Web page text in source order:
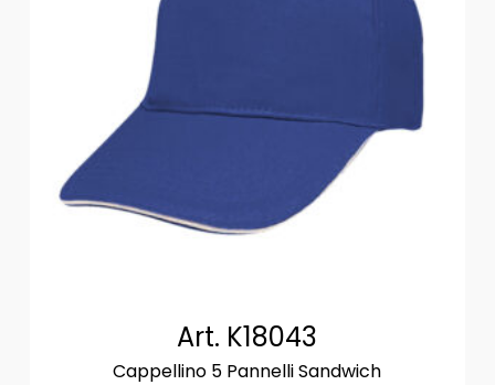
Art. K18043
Cappellino 5 Pannelli Sandwich